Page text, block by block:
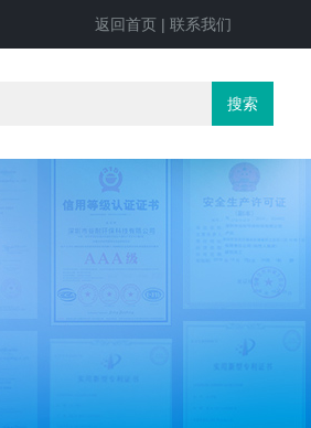
返回首页 | 联系我们